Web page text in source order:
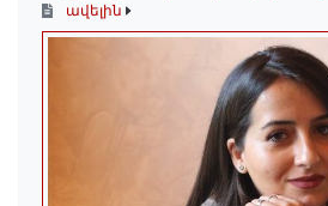
ավելին